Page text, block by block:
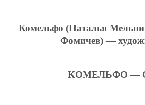
Комельфо (Наталья
Фомичев) —
КОМЕЛЬФО —